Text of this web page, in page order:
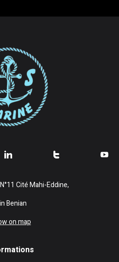
Cité Mahi-Eddine,
Benian
on map